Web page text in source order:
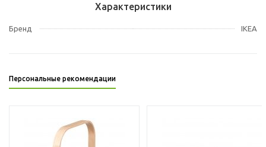
Характеристики
Бренд IKEA
Персональные рекомендации